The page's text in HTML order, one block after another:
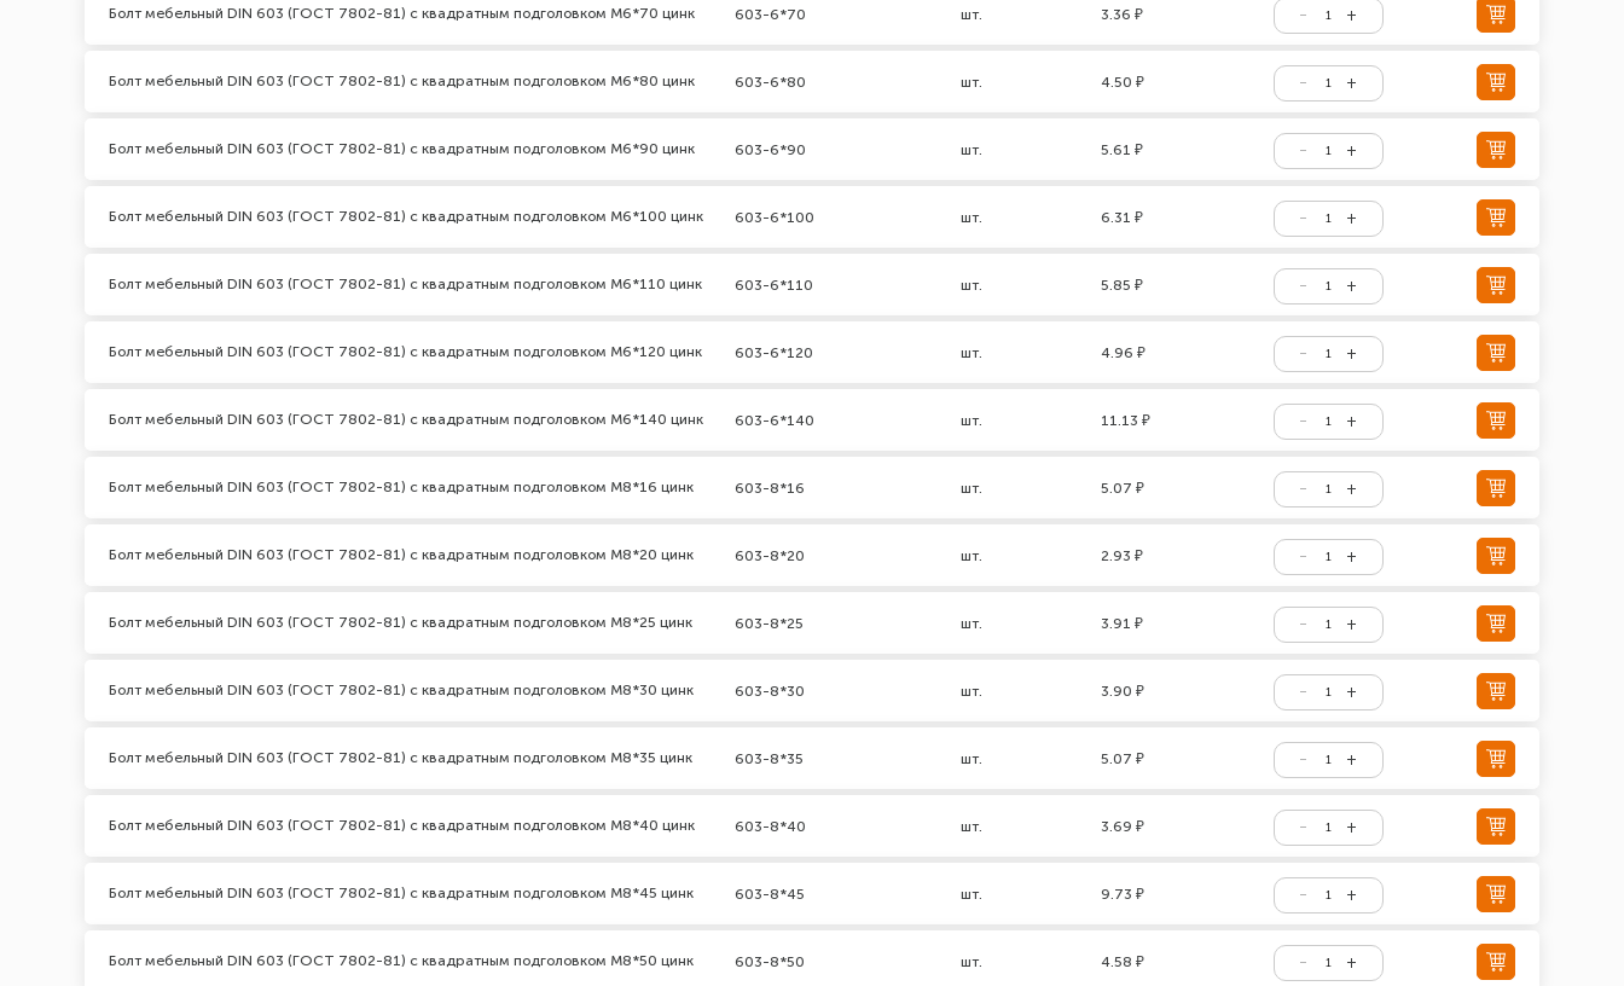
Болт мебельный DIN 603 (ГОСТ 7802-81) с квадратным подголовком М6*70 цинк 603-6*70 шт. 3.36 ₽
Болт мебельный DIN 603 (ГОСТ 7802-81) с квадратным подголовком М6*80 цинк 603-6*80 шт. 4.50 ₽
Болт мебельный DIN 603 (ГОСТ 7802-81) с квадратным подголовком М6*90 цинк 603-6*90 шт. 5.61 ₽
Болт мебельный DIN 603 (ГОСТ 7802-81) с квадратным подголовком М6*100 цинк 603-6*100 шт. 6.31 ₽
Болт мебельный DIN 603 (ГОСТ 7802-81) с квадратным подголовком М6*110 цинк 603-6*110 шт. 5.85 ₽
Болт мебельный DIN 603 (ГОСТ 7802-81) с квадратным подголовком М6*120 цинк 603-6*120 шт. 4.96 ₽
Болт мебельный DIN 603 (ГОСТ 7802-81) с квадратным подголовком М6*140 цинк 603-6*140 шт. 11.13 ₽
Болт мебельный DIN 603 (ГОСТ 7802-81) с квадратным подголовком М8*16 цинк 603-8*16 шт. 5.07 ₽
Болт мебельный DIN 603 (ГОСТ 7802-81) с квадратным подголовком М8*20 цинк 603-8*20 шт. 2.93 ₽
Болт мебельный DIN 603 (ГОСТ 7802-81) с квадратным подголовком М8*25 цинк 603-8*25 шт. 3.91 ₽
Болт мебельный DIN 603 (ГОСТ 7802-81) с квадратным подголовком М8*30 цинк 603-8*30 шт. 3.90 ₽
Болт мебельный DIN 603 (ГОСТ 7802-81) с квадратным подголовком М8*35 цинк 603-8*35 шт. 5.07 ₽
Болт мебельный DIN 603 (ГОСТ 7802-81) с квадратным подголовком М8*40 цинк 603-8*40 шт. 3.69 ₽
Болт мебельный DIN 603 (ГОСТ 7802-81) с квадратным подголовком М8*45 цинк 603-8*45 шт. 9.73 ₽
Болт мебельный DIN 603 (ГОСТ 7802-81) с квадратным подголовком М8*50 цинк 603-8*50 шт. 4.58 ₽